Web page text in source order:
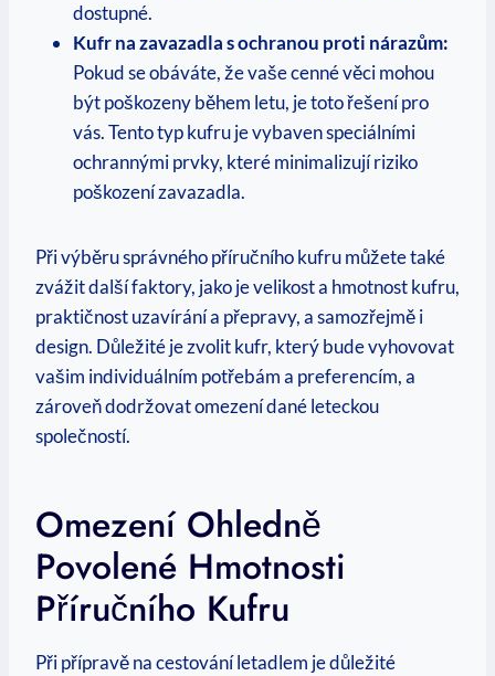
dostupné.
Kufr na zavazadla s ochranou proti nárazům:
Pokud se obáváte, že vaše cenné věci ‍mohou
být poškozeny ‌během letu, ⁢je toto řešení pro
‌vás. Tento typ ‌kufru je vybaven speciálními
⁢ochrannými prvky, ⁤které ​minimalizují riziko
poškození zavazadla.
Při ⁣výběru správného příručního‍ kufru můžete také
zvážit další faktory, jako je velikost a hmotnost kufru,
praktičnost uzavírání a přepravy, a samozřejmě i
design. Důležité ‌je zvolit kufr, který bude vyhovovat
vašim individuálním potřebám a preferencím, a
zároveň dodržovat omezení dané⁣ leteckou
společností.
Omezení Ohledně
Povolené Hmotnosti
Příručního Kufru
Při přípravě‍ na cestování ⁣letadlem je důležité